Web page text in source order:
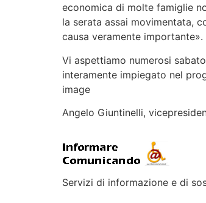
economica di molte famiglie
la serata assai movimentata,
causa veramente importante».
Vi aspettiamo numerosi
interamente impiegato nel
image
Angelo Giuntinelli,
Servizi di informazione e di